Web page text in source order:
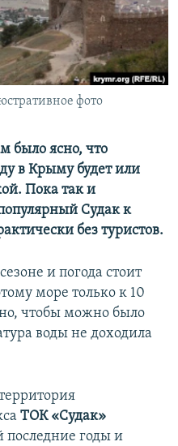
фото
было ясно, что
в Крыму будет или
Пока так и
Судак к
без туристов.
и погода стоит
море только к 10
чтобы можно было
воды не доходила
ТОК «Судак»
последние годы и